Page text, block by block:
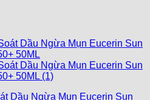
Dầu Ngừa Mụn Eucerin Sun